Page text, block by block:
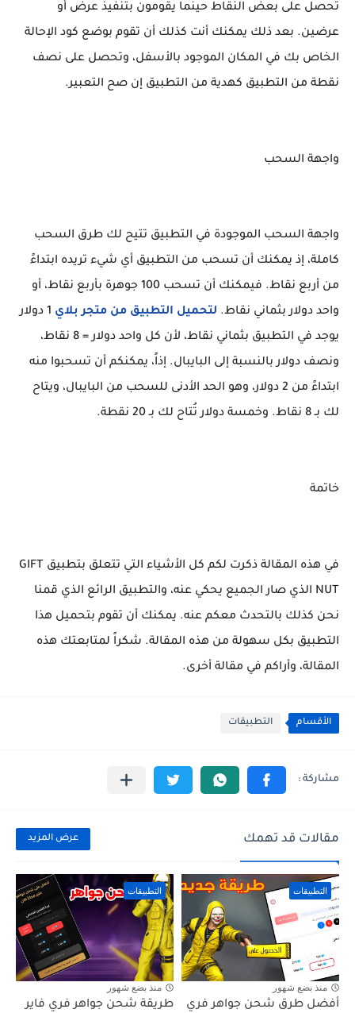
تحصل على بعض النقاط حينما يقومون بتنفيذ عرض أو
عرضين. بعد ذلك يمكنك أنت كذلك أن تقوم بوضع كود الإحالة
الخاص بك في المكان الموجود بالأسفل، وتحصل على نصف
نقطة من التطبيق كهدية من التطبيق إن صح التعبير.
واجهة السحب
واجهة السحب الموجودة في التطبيق تتيح لك طرق السحب
كاملة، إذ يمكنك أن تسحب من التطبيق أي شيء تريده ابتداءً
من أربع نقاط. فيمكنك أن تسحب 100 جوهرة بأربع نقاط، أو
واحد دولار بثماني نقاط. لتحميل التطبيق من متجر بلاي
1 دولار
يوجد في التطبيق بثماني نقاط، لأن كل واحد دولار = 8 نقاط،
ونصف دولار بالنسبة إلى البايبال. إذاً، يمكنكم أن تسحبوا منه
ابتداءً من 2 دولار، وهو الحد الأدنى للسحب من البايبال، ويتاح
لك بـ 8 نقاط. وخمسة دولار تُتاح لك بـ 20 نقطة.
خاتمة
في هذه المقالة ذكرت لكم كل الأشياء التي تتعلق بتطبيق GIFT
NUT الذي صار الجميع يحكي عنه، والتطبيق الرائع الذي قمنا
نحن كذلك بالتحدث معكم عنه. يمكنك أن تقوم بتحميل هذا
التطبيق بكل سهولة من هذه المقالة. شكراً لمتابعتك هذه
المقالة، وأراكم في مقالة أخرى.
الأقسام التطبيقات
مقالات قد تهمك عرض المزيد
التطبيقات
منذ بضع شهور
أفضل طرق شحن جواهر فري
التطبيقات
منذ بضع شهور
طريقة شحن جواهر فري فاير